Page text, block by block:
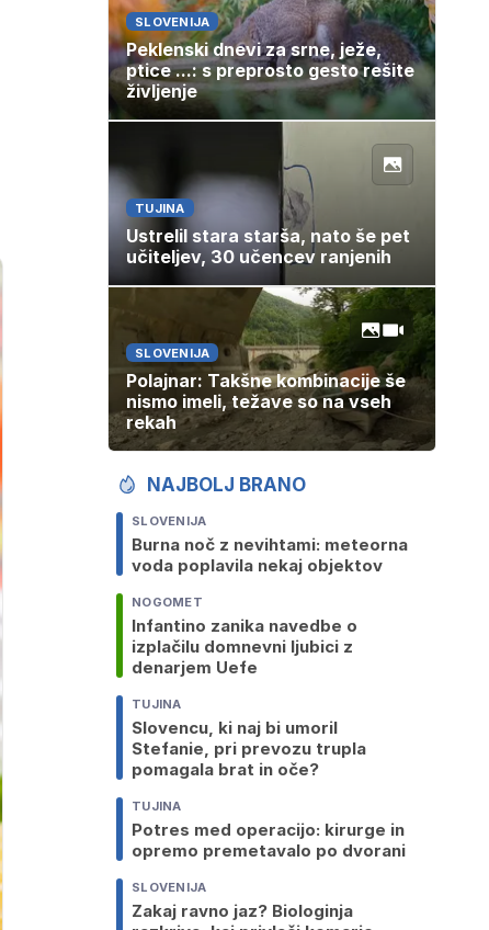
SLOVENIJA
Peklenski dnevi za srne, ježe,
ptice ...: s preprosto gesto rešite
življenje
TUJINA
Ustrelil stara starša, nato še pet
učiteljev, 30 učencev ranjenih
SLOVENIJA
Polajnar: Takšne kombinacije še
nismo imeli, težave so na vseh
rekah
NAJBOLJ BRANO
SLOVENIJA
Burna noč z nevihtami: meteorna
voda poplavila nekaj objektov
NOGOMET
Infantino zanika navedbe o
izplačilu domnevni ljubici z
denarjem Uefe
TUJINA
Slovencu, ki naj bi umoril
Stefanie, pri prevozu trupla
pomagala brat in oče?
TUJINA
Potres med operacijo: kirurge in
opremo premetavalo po dvorani
SLOVENIJA
Zakaj ravno jaz? Biologinja